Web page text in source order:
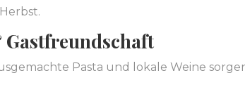
Pasta und lokale Weine